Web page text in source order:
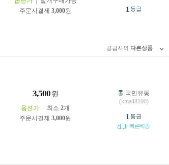
주문시결제 3,000원 1 등급
공급사의 다른상품
3,500 원
옵션가 최소 2개
주문시결제 3,000원
국민유통
(kma48100)
1 등급
빠른배송